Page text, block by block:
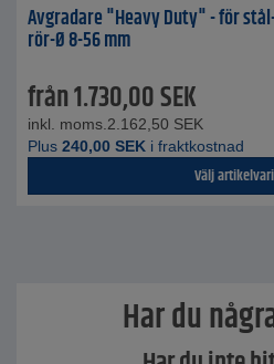
Avgradare "Heavy Duty" - för
rör-Ø 8-56 mm
från1.730,00SEK
inkl. moms. 2.162,50 SEK
Plus 240,00 SEK i fraktkostnad
Välj
Har du